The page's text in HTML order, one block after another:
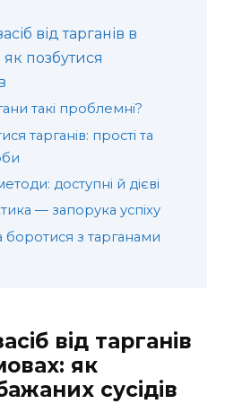
від тарганів в
позбутися
такі проблемні?
тарганів: прості та
доступні й дієві
— запорука успіху
з тарганами
від тарганів
як
сусідів